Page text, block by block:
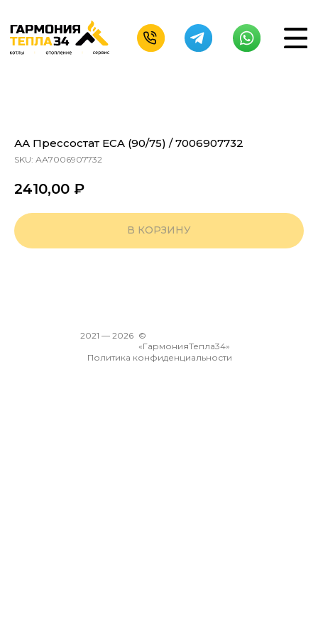
АА Прессостат ECA (90/75) / 7006907732
SKU: АА7006907732
2410,00 ₽
В КОРЗИНУ
Политика конфиденциальности
©
«ГармонияТепла34»
2026
2021 —